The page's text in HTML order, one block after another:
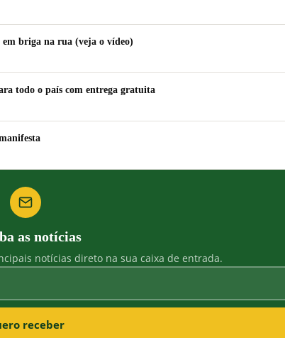
briga na rua (veja o vídeo)
todo o país com entrega gratuita
as notícias
notícias direto na sua caixa de entrada.
receber